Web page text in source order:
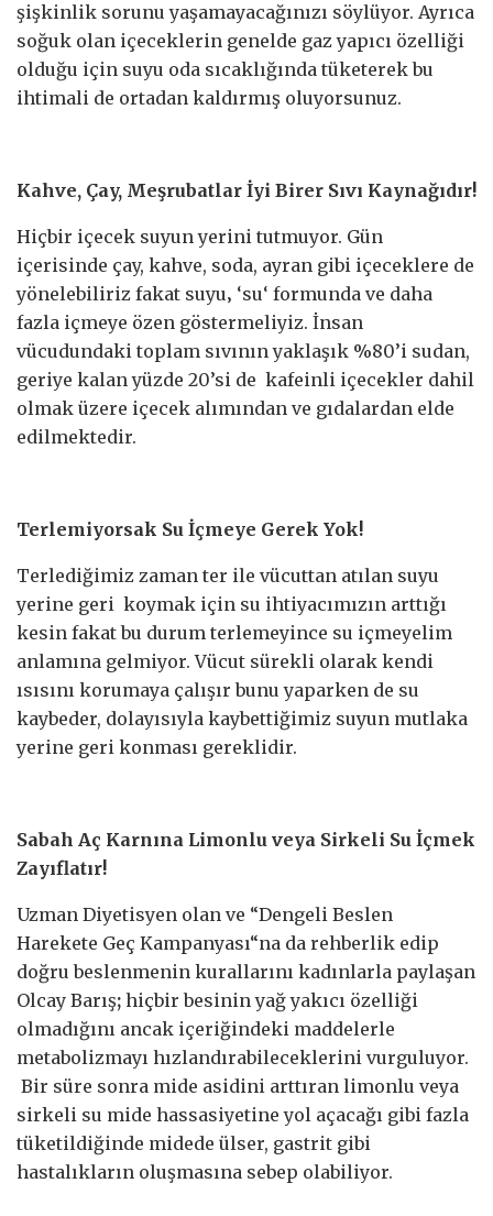
şişkinlik sorunu yaşamayacağınızı söylüyor. Ayrıca
soğuk olan içeceklerin genelde gaz yapıcı özelliği
olduğu için suyu oda sıcaklığında tüketerek bu
ihtimali de ortadan kaldırmış oluyorsunuz.
Kahve, Çay, Meşrubatlar İyi Birer Sıvı Kaynağıdır!
Hiçbir içecek suyun yerini tutmuyor. Gün
içerisinde çay, kahve, soda, ayran gibi içeceklere de
yönelebiliriz fakat suyu‚ ‘su‘ formunda ve daha
fazla içmeye özen göstermeliyiz. İnsan
vücudundaki toplam sıvının yaklaşık %80’i sudan,
geriye kalan yüzde 20’si de kafeinli içecekler dahil
olmak üzere içecek alımından ve gıdalardan elde
edilmektedir.
Terlemiyorsak Su İçmeye Gerek Yok!
Terlediğimiz zaman ter ile vücuttan atılan suyu
yerine geri koymak için su ihtiyacımızın arttığı
kesin fakat bu durum terlemeyince su içmeyelim
anlamına gelmiyor. Vücut sürekli olarak kendi
ısısını korumaya çalışır bunu yaparken de su
kaybeder, dolayısıyla kaybettiğimiz suyun mutlaka
yerine geri konması gereklidir.
Sabah Aç Karnına Limonlu veya Sirkeli Su İçmek
Zayıflatır!
Uzman Diyetisyen olan ve “Dengeli Beslen
Harekete Geç Kampanyası“na da rehberlik edip
doğru beslenmenin kurallarını kadınlarla paylaşan
Olcay Barış; hiçbir besinin yağ yakıcı özelliği
olmadığını ancak içeriğindeki maddelerle
metabolizmayı hızlandırabileceklerini vurguluyor.
Bir süre sonra mide asidini arttıran limonlu veya
sirkeli su mide hassasiyetine yol açacağı gibi fazla
tüketildiğinde midede ülser, gastrit gibi
hastalıkların oluşmasına sebep olabiliyor.